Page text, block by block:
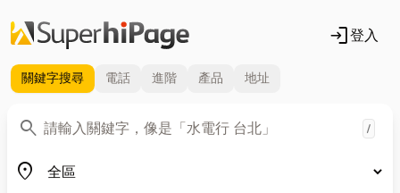
login登入
關鍵字搜尋 電話 進階 產品 地址
search
關鍵字 /
place
地區